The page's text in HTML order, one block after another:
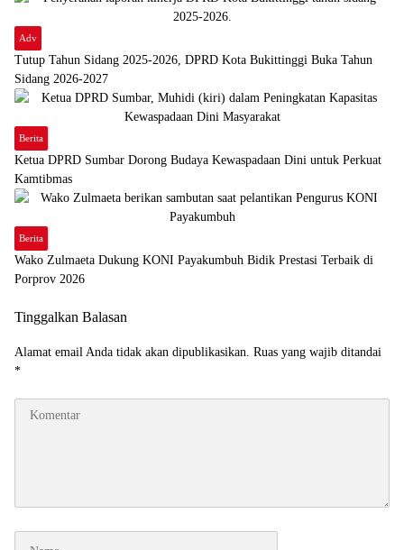
Adv
Tutup Tahun Sidang 2025-2026, DPRD Kota Bukittinggi Buka Tahun
Sidang 2026-2027
Berita
Ketua DPRD Sumbar Dorong Budaya Kewaspadaan Dini untuk Perkuat
Kamtibmas
Berita
Wako Zulmaeta Dukung KONI Payakumbuh Bidik Prestasi Terbaik di
Porprov 2026
Tinggalkan Balasan
Alamat email Anda tidak akan dipublikasikan. Ruas yang wajib ditandai
*